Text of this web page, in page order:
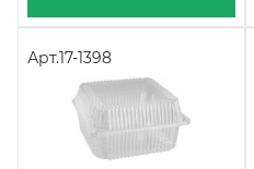
Арт.17-1398